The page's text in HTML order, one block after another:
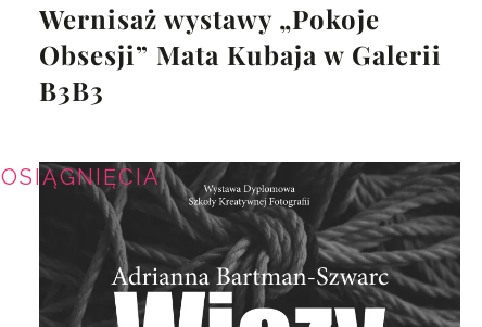
Wernisaż wystawy „Pokoje
Obsesji” Mata Kubaja w Galerii
B3B3
OSIĄGNIĘCIA